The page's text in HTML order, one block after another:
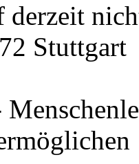
derzeit
Stuttgart